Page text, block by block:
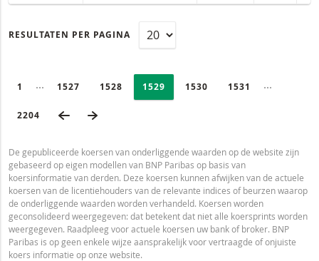
RESULTATEN PER PAGINA
PAGE
1 Ingeklapte pagina’s
PAGINA
1527 PAGINA
1528 Selected:
PAGINA
1529 PAGINA
1530 PAGINA
1531
LAATSTE PAGINA
2204 VORIGE PAGINA
De gepubliceerde koersen van onderliggende waarden op de website zijn
gebaseerd op eigen modellen van BNP Paribas op basis van
koersinformatie van derden. Deze koersen kunnen afwijken van de actuele
koersen van de licentiehouders van de relevante indices of beurzen waarop
de onderliggende waarden worden verhandeld. Koersen worden
geconsolideerd weergegeven: dat betekent dat niet alle koersprints worden
weergegeven. Raadpleeg voor actuele koersen uw bank of broker. BNP
Paribas is op geen enkele wijze aansprakelijk voor vertraagde of onjuiste
koers informatie op onze website.